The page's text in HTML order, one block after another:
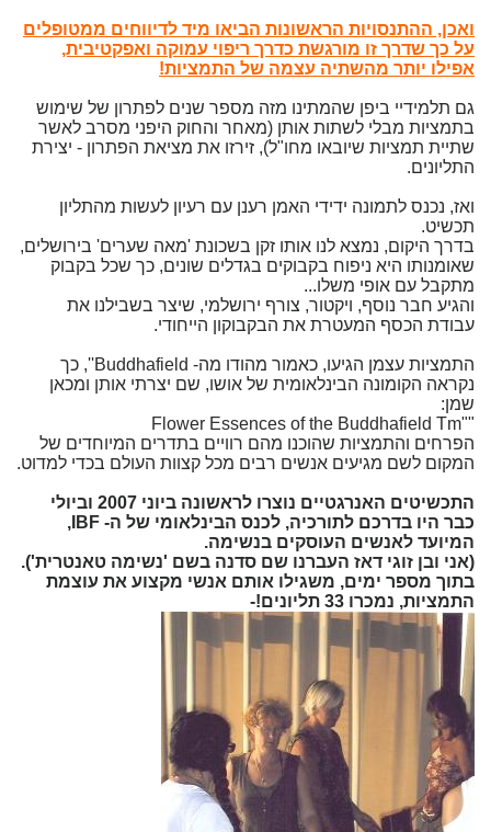
ואכן, ההתנסויות הראשונות הביאו מיד לדיווחים ממטופלים
על כך שדרך זו מורגשת כדרך ריפוי עמוקה ואפקטיבית,
אפילו יותר מהשתיה עצמה של התמציות!
גם תלמידיי ביפן שהמתינו מזה מספר שנים לפתרון של שימוש
בתמציות מבלי לשתות אותן (מאחר והחוק היפני מסרב לאשר
שתיית תמציות שיובאו מחו"ל), זירזו את מציאת הפתרון - יצירת
התליונים.
ואז, נכנס לתמונה ידידי האמן רענן עם רעיון לעשות מהתליון
תכשיט.
בדרך היקום, נמצא לנו אותו זקן בשכונת 'מאה שערים' בירושלים,
שאומנותו היא ניפוח בקבוקים בגדלים שונים, כך שכל בקבוק
מתקבל עם אופי משלו...
והגיע חבר נוסף, ויקטור, צורף ירושלמי, שיצר בשבילנו את
עבודת הכסף המעטרת את הבקבוקון הייחודי.
התמציות עצמן הגיעו, כאמור מהודו מה- Buddhafield'', כך
נקראה הקומונה הבינלאומית של אושו, שם יצרתי אותן ומכאן
שמן:
""Flower Essences of the Buddhafield Tm
הפרחים והתמציות שהוכנו מהם רוויים בתדרים המיוחדים של
המקום לשם מגיעים אנשים רבים מכל קצוות העולם בכדי למדוט.
התכשיטים האנרגטיים נוצרו לראשונה ביוני 2007 וביולי
כבר היו בדרכם לתורכיה, לכנס הבינלאומי של ה- IBF,
המיועד לאנשים העוסקים בנשימה.
(אני ובן זוגי דאז העברנו שם סדנה בשם 'נשימה טאנטרית').
בתוך מספר ימים, משגילו אותם אנשי מקצוע את עוצמת
התמציות, נמכרו 33 תליונים!-